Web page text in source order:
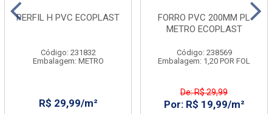
PERFIL H PVC ECOPLAST
Código: 231832
Embalagem: METRO
R$ 29,99/m²
FORRO PVC 200MM PL
METRO ECOPLAST
Código: 238569
Embalagem: 1,20 POR FOL
De: R$ 29,99
Por: R$ 19,99/m²